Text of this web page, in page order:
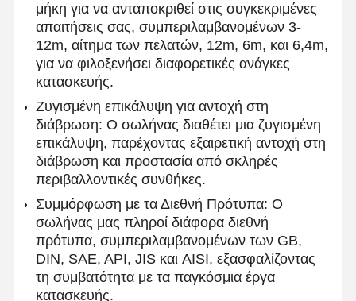
Αρχική
Σελίδα
Προϊόντα
Σχετικά Με
Εμάς
Γύρος
Εργοστασίων
Ποιοτικός
Έλεγχος
Επαφή Νέα
μήκη για να ανταποκριθεί στις συγκεκριμένες
απαιτήσεις σας, συμπεριλαμβανομένων 3-
12m, αίτημα των πελατών, 12m, 6m, και 6,4m,
για να φιλοξενήσει διαφορετικές ανάγκες
κατασκευής.
Ζυγισμένη επικάλυψη για αντοχή στη
διάβρωση: Ο σωλήνας διαθέτει μια ζυγισμένη
επικάλυψη, παρέχοντας εξαιρετική αντοχή στη
διάβρωση και προστασία από σκληρές
περιβαλλοντικές συνθήκες.
Συμμόρφωση με τα Διεθνή Πρότυπα: Ο
σωλήνας μας πληροί διάφορα διεθνή
πρότυπα, συμπεριλαμβανομένων των GB,
DIN, SAE, API, JIS και AISI, εξασφαλίζοντας
τη συμβατότητα με τα παγκόσμια έργα
κατασκευής.